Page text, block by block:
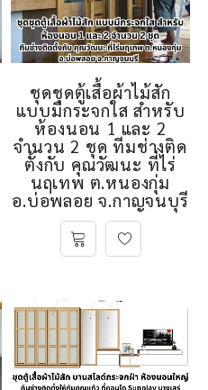
ชุดชุดตู้เสื้อผ้าไม้สัก
แบบมีกระจกใส สำหรับ
ห้องนอน 1 และ 2
จำนวน 2 ชุด ทีมช่างติด
ตั้งกับ คุณวัฒนะ ที่ไร่
นฤเทพ ต.หนองกุ่ม
อ.บ่อพลอย จ.กาญจนบุรี